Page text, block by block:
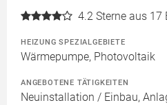
4.2 Sterne aus 17
HEIZUNG SPEZIALGEBIETE
Wärmepumpe, Photovoltaik
ANGEBOTENE TÄTIGKEITEN
Neuinstallation / Einbau,